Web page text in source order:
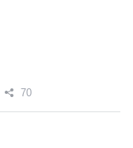
70